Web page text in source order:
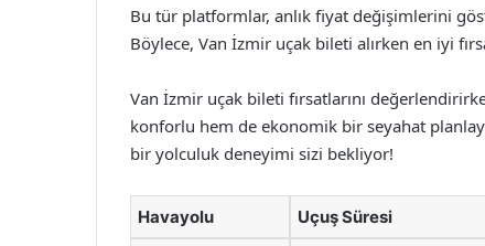
Bu tür platformlar, anlık fiyat değişimlerini
Böylece, Van İzmir uçak bileti alırken en iyi
Van İzmir uçak bileti fırsatlarını
konforlu hem de ekonomik bir seyahat
bir yolculuk deneyimi sizi bekliyor!
Havayolu Uçuş Süresi